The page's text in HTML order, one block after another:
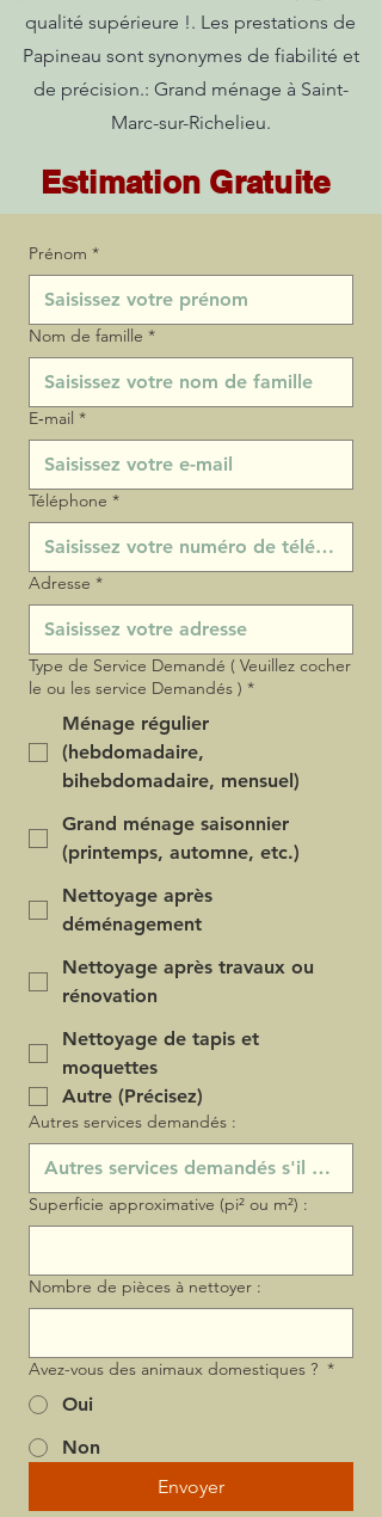
qualité supérieure !. Les prestations de
Papineau sont synonymes de fiabilité et
de précision.: Grand ménage à Saint-
Marc-sur-Richelieu.
Estimation Gratuite
Prénom *
Nom de famille *
E‑mail *
Téléphone *
Adresse *
Type de Service Demandé ( Veuillez cocher
le ou les service Demandés ) *
Ménage régulier
(hebdomadaire,
bihebdomadaire, mensuel)
Grand ménage saisonnier
(printemps, automne, etc.)
Nettoyage après
déménagement
Nettoyage après travaux ou
rénovation
Nettoyage de tapis et
moquettes
Autre (Précisez)
Autres services demandés :
Superficie approximative (pi² ou m²) :
Nombre de pièces à nettoyer :
Avez-vous des animaux domestiques ? *
Oui
Non
Envoyer